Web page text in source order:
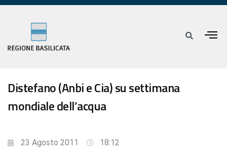
Distefano (Anbi e Cia) su settimana
mondiale dell’acqua
23 Agosto 2011 18:12